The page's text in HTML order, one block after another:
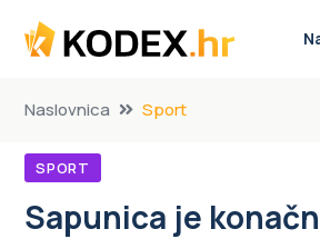
Naslovnica Sport
SPORT
Sapunica je